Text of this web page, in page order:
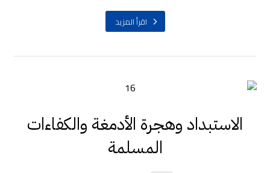
اقرأ المزيد
الاستبداد وهجرة الأدمغة والكفاءات
المسلمة